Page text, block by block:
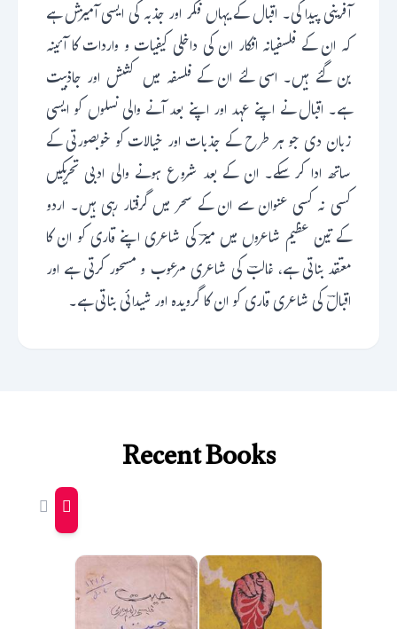
آفرینی پیدا کی۔ اقبال کے یہاں فکر اور جذبہ کی ایسی آمیزش ہے
کہ ان کے فلسفیانہ افکار ان کی داخلی کیفیات و واردات کا آئینہ
بن گئے ہیں۔ اسی لئے ان کے فلسفہ میں کشش اور جاذبیت
ہے۔ اقبال نے اپنے عہد اور اپنے بعد آنے والی نسلوں کو ایسی
زبان دی جو ہر طرح کے جذبات اور خیالات کو خوبصورتی کے
ساتھ ادا کر سکے۔ ان کے بعد شروع ہونے والی ادبی تحریکیں
کسی نہ کسی عنوان سے ان کے سحر میں گرفتار رہی ہیں۔ اردو
کے تین عظیم شاعروں میں میرؔ کی شاعری اپنے قاری کو ان کا
معتقد بناتی ہے، غالبؔ کی شاعری مرعوب و مسحور کرتی ہے اور
اقبالؔ کی شاعری قاری کو ان کا گرویدہ اور شیدائی بناتی ہے۔
Recent Books